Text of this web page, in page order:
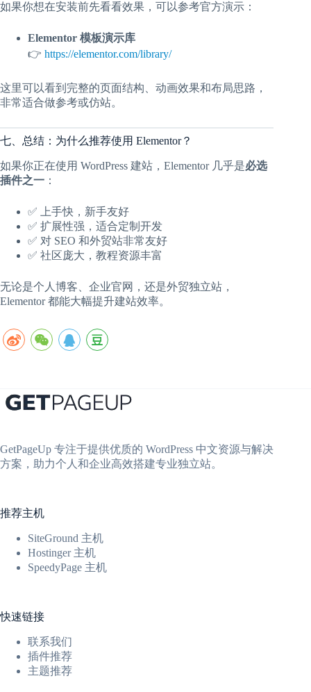
如果你想在安装前先看看效果，可以参考官方演示：
Elementor 模板演示库
👉 https://elementor.com/library/
这里可以看到完整的页面结构、动画效果和布局思路，
非常适合做参考或仿站。
七、总结：为什么推荐使用 Elementor？
如果你正在使用 WordPress 建站，Elementor 几乎是必选
插件之一 ：
✅ 上手快，新手友好
✅ 扩展性强，适合定制开发
✅ 对 SEO 和外贸站非常友好
✅ 社区庞大，教程资源丰富
无论是个人博客、企业官网，还是外贸独立站，
Elementor 都能大幅提升建站效率。
GetPageUp 专注于提供优质的 WordPress 中文资源与解决
方案，助力个人和企业高效搭建专业独立站。
推荐主机
SiteGround 主机
Hostinger 主机
SpeedyPage 主机
快速链接
联系我们
插件推荐
主题推荐